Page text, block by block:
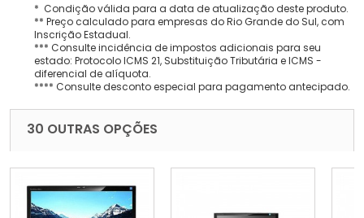
* Condição válida para a data de atualização deste produto.
** Preço calculado para empresas do Rio Grande do Sul, com
Inscrição Estadual.
*** Consulte incidência de impostos adicionais para seu
estado: Protocolo ICMS 21, Substituição Tributária e ICMS -
diferencial de alíquota.
**** Consulte desconto especial para pagamento antecipado.
30 OUTRAS OPÇÕES